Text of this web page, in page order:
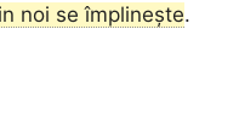
noi se împlinește.